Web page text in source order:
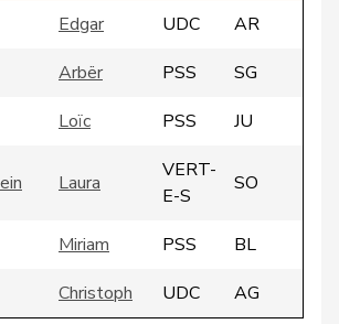
Edgar UDC
AR
Arbër PSS
SG
Loïc PSS JU
Laura
VERT-
E-S
SO
Miriam PSS
BL
Christoph UDC AG